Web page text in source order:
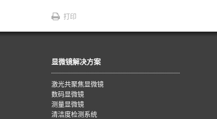
打印
显微镜解决方案
激光共聚焦显微镜
数码显微镜
测量显微镜
清洁度检测系统